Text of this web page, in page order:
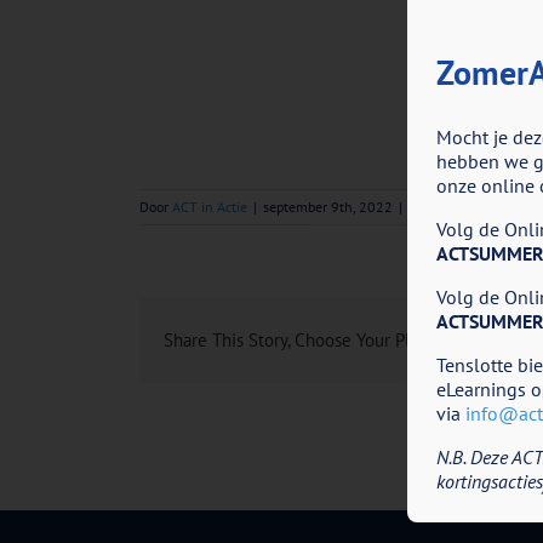
Door ACT in Actie | september 9th, 2022 |
Share This Story, Choose Your Platform!
Mocht je
hebben we
onze online
Volg de
Volg de
Tenslotte
eLearnings
via
N.B. Deze